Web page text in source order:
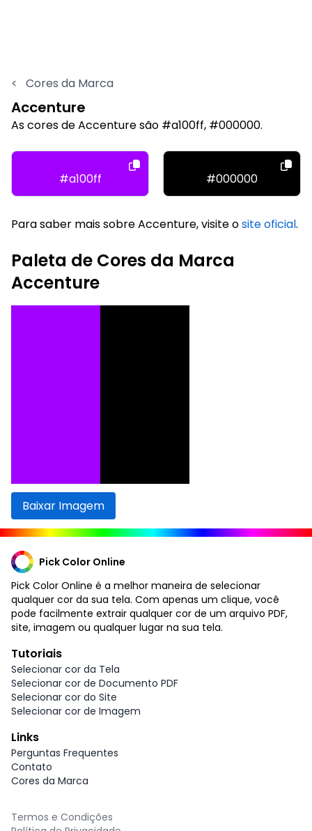
< Cores da Marca
Accenture
As cores de Accenture são #a100ff, #000000.
#a100ff #000000
Para saber mais sobre Accenture, visite osite oficial.
Paleta de Cores da Marca
Accenture
Baixar Imagem
Pick Color Online
Pick Color Online é a melhor maneira de selecionar
qualquer cor da sua tela. Com apenas um clique, você
pode facilmente extrair qualquer cor de um arquivo PDF,
site, imagem ou qualquer lugar na sua tela.
Tutoriais
Selecionar cor da Tela
Selecionar cor de Documento PDF
Selecionar cor do Site
Selecionar cor de Imagem
Links
Perguntas Frequentes
Contato
Cores da Marca
Termos e Condições